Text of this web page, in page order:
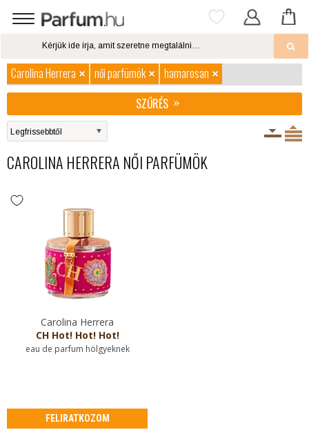
Carolina Herrera női parfümök
hamarosan
SZŰRÉS
CAROLINA HERRERA NŐI PARFÜMÖK
Carolina Herrera
CH Hot! Hot! Hot!
eau de parfum hölgyeknek
FELIRATKOZOM